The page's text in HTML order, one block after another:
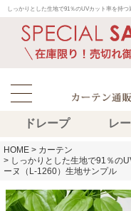
しっかりとした生地で91％のUVカット率を持
ドレープ レ
HOME
カーテン
しっかりとした生地で91％の
ーヌ（L-1260）生地サンプル